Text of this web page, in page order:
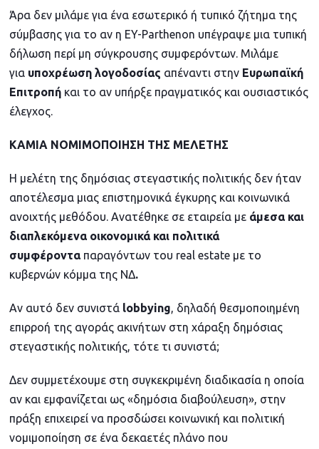
Άρα δεν μιλάμε για ένα εσωτερικό ή τυπικό ζήτημα της
σύμβασης για το αν η EY-Parthenon υπέγραψε μια τυπική
δήλωση περί μη σύγκρουσης συμφερόντων. Μιλάμε
για υποχρέωση λογοδοσίας απέναντι στην Ευρωπαϊκή
Επιτροπή και το αν υπήρξε πραγματικός και ουσιαστικός
έλεγχος.
ΚΑΜΙΑ ΝΟΜΙΜΟΠΟΙΗΣΗ ΤΗΣ ΜΕΛΕΤΗΣ
Η μελέτη της δημόσιας στεγαστικής πολιτικής δεν ήταν
αποτέλεσμα μιας επιστημονικά έγκυρης και κοινωνικά
ανοιχτής μεθόδου. Ανατέθηκε σε εταιρεία με άμεσα και
διαπλεκόμενα οικονομικά και πολιτικά
συμφέροντα παραγόντων του real estate με το
κυβερνών κόμμα της ΝΔ.
Αν αυτό δεν συνιστά lobbying , δηλαδή θεσμοποιημένη
επιρροή της αγοράς ακινήτων στη χάραξη δημόσιας
στεγαστικής πολιτικής, τότε τι συνιστά;
Δεν συμμετέχουμε στη συγκεκριμένη διαδικασία η οποία
αν και εμφανίζεται ως «δημόσια διαβούλευση», στην
πράξη επιχειρεί να προσδώσει κοινωνική και πολιτική
νομιμοποίηση σε ένα δεκαετές πλάνο που